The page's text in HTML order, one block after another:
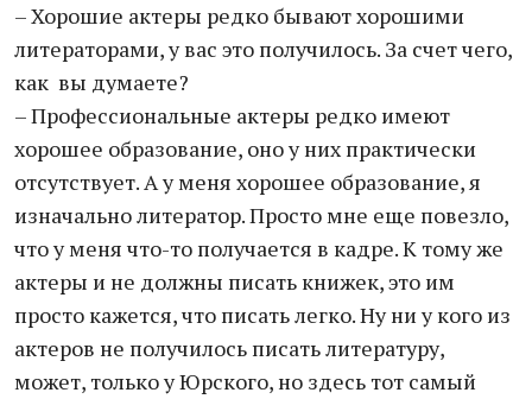
– Хорошие актеры редко бывают хорошими
литераторами, у вас это получилось. За счет чего,
как вы думаете?
– Профессиональные актеры редко имеют
хорошее образование, оно у них практически
отсутствует. А у меня хорошее образование, я
изначально литератор. Просто мне еще повезло,
что у меня что-то получается в кадре. К тому же
актеры и не должны писать книжек, это им
просто кажется, что писать легко. Ну ни у кого из
актеров не получилось писать литературу,
может, только у Юрского, но здесь тот самый